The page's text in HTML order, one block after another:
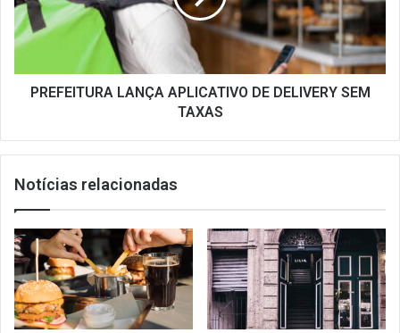
SEM
TAXAS
PREFEITURA LANÇA APLICATIVO DE DELIVERY SEM
TAXAS
Notícias relacionadas